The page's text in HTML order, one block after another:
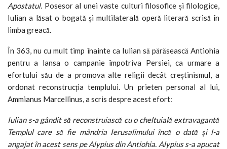
Apostatul. Posesor al unei vaste culturi filosofice și filologice,
Iulian a lăsat o bogată și multilaterală operă literară scrisă în
limba greacă.
În 363, nu cu mult timp înainte ca Iulian să părăsească Antiohia
pentru a lansa o campanie împotriva Persiei, ca urmare a
efortului său de a promova alte religii decât creștinismul, a
ordonat reconstrucția templului. Un prieten personal al lui,
Ammianus Marcellinus, a scris despre acest efort:
Iulian s-a gândit să reconstruiască cu o cheltuială extravagantă
Templul care să fie mândria Ierusalimului încă o dată și l-a
angajat în acest sens pe Alypius din Antiohia. Alypius s-a apucat